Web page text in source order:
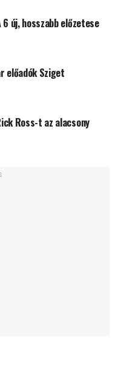
új, hosszabb előzetese
előadók Sziget
Ross-t az alacsony